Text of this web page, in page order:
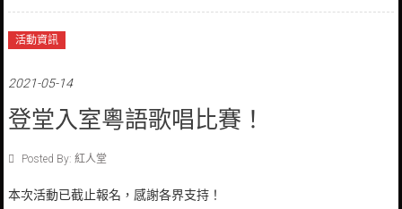
活動資訊
2021-05-14
登堂入室粵語歌唱比賽！
Posted By: 紅人堂
本次活動已截止報名，感謝各界支持！